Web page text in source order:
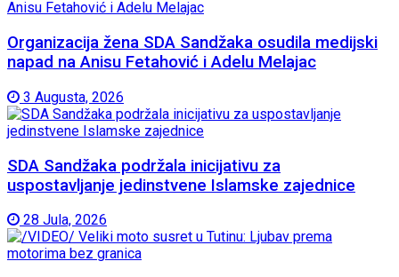
Organizacija žena SDA Sandžaka osudila medijski
napad na Anisu Fetahović i Adelu Melajac
3 Augusta, 2026
SDA Sandžaka podržala inicijativu za
uspostavljanje jedinstvene Islamske zajednice
28 Jula, 2026